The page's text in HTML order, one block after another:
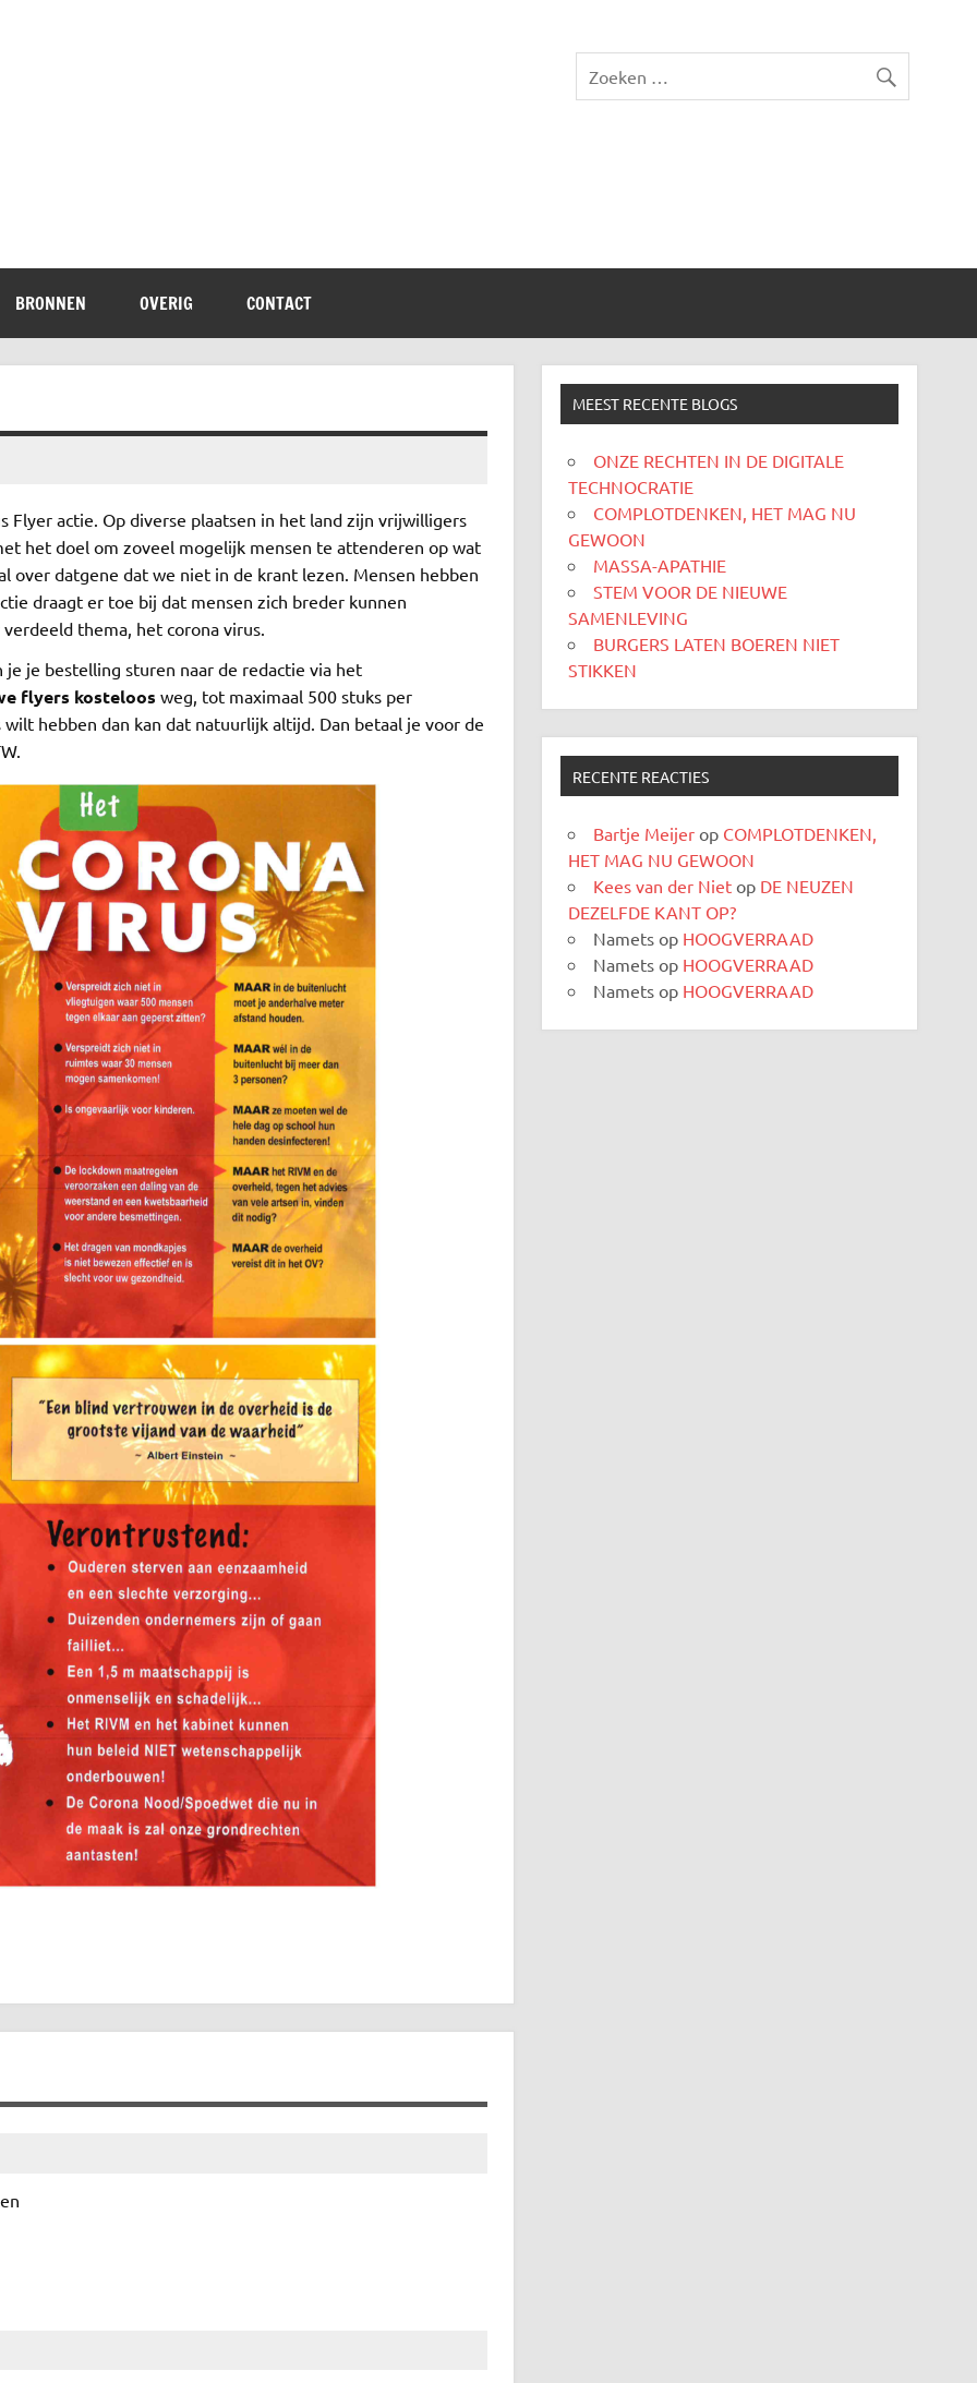
BRONNEN OVERIG CONTACT
Flyer actie. Op diverse plaatsen in het land zijn vrijwilligers
het doel om zoveel mogelijk mensen te attenderen op wat
over datgene dat we niet in de krant lezen. Mensen hebben
draagt er toe bij dat mensen zich breder kunnen
thema, het corona virus.
je bestelling sturen naar de redactie via het
flyers kosteloos weg, tot maximaal 500 stuks per
hebben dan kan dat natuurlijk altijd. Dan betaal je voor de
MEEST RECENTE BLOGS
ONZE RECHTEN IN DE DIGITALE
TECHNOCRATIE
COMPLOTDENKEN, HET MAG NU
GEWOON
MASSA-APATHIE
STEM VOOR DE NIEUWE
SAMENLEVING
BURGERS LATEN BOEREN NIET
STIKKEN
RECENTE REACTIES
Bartje Meijer op COMPLOTDENKEN,
HET MAG NU GEWOON
Kees van der Niet op DE NEUZEN
DEZELFDE KANT OP?
Namets op HOOGVERRAAD
Namets op HOOGVERRAAD
Namets op HOOGVERRAAD